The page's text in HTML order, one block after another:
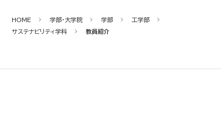
HOME 学部・大学院 学部
工学部
サステナビリティ学科
教員紹介